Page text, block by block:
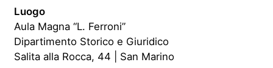
Luogo
Aula Magna “L. Ferroni”
Dipartimento Storico e Giuridico
Salita alla Rocca, 44 | San Marino